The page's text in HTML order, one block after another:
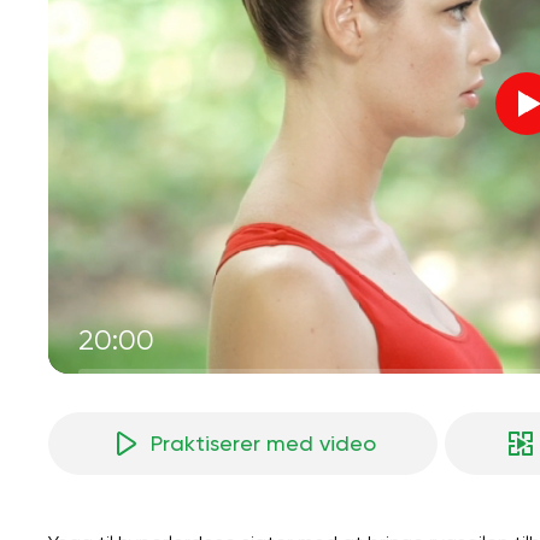
20:00
Praktiserer med video